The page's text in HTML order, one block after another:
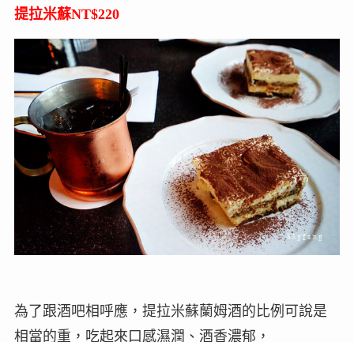
提拉米蘇NT$220
為了跟酒吧相呼應，提拉米蘇蘭姆酒的比例可說是
相當的重，吃起來口感濕潤、酒香濃郁，